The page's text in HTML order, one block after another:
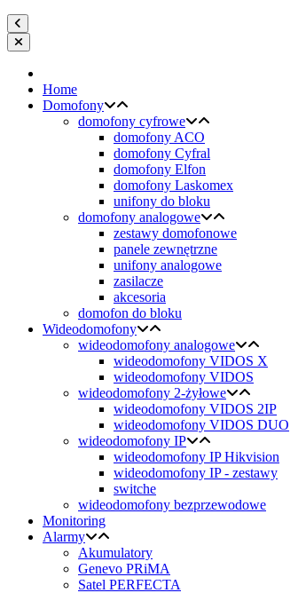
Home
Domofony
domofony cyfrowe
domofony ACO
domofony Cyfral
domofony Elfon
domofony Laskomex
unifony do bloku
domofony analogowe
zestawy domofonowe
panele zewnętrzne
unifony analogowe
zasilacze
akcesoria
domofon do bloku
Wideodomofony
wideodomofony analogowe
wideodomofony VIDOS X
wideodomofony VIDOS
wideodomofony 2-żyłowe
wideodomofony VIDOS 2IP
wideodomofony VIDOS DUO
wideodomofony IP
wideodomofony IP Hikvision
wideodomofony IP - zestawy
switche
wideodomofony bezprzewodowe
Monitoring
Alarmy
Akumulatory
Genevo PRiMA
Satel PERFECTA